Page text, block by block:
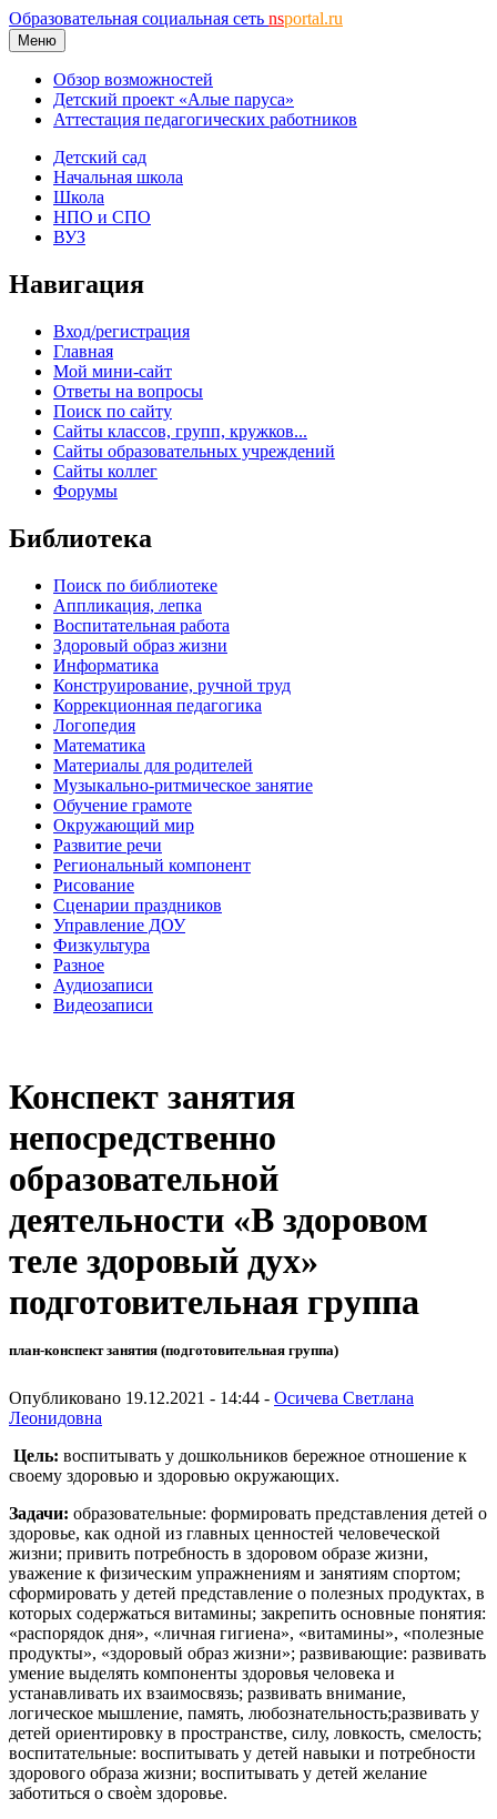
Образовательная социальная сеть nsportal.ru
Меню
Обзор возможностей
Детский проект «Алые паруса»
Аттестация педагогических работников
Детский сад
Начальная школа
Школа
НПО и СПО
ВУЗ
Навигация
Вход/регистрация
Главная
Мой мини-сайт
Ответы на вопросы
Поиск по сайту
Сайты классов, групп, кружков...
Сайты образовательных учреждений
Сайты коллег
Форумы
Библиотека
Поиск по библиотеке
Аппликация, лепка
Воспитательная работа
Здоровый образ жизни
Информатика
Конструирование, ручной труд
Коррекционная педагогика
Логопедия
Математика
Материалы для родителей
Музыкально-ритмическое занятие
Обучение грамоте
Окружающий мир
Развитие речи
Региональный компонент
Рисование
Сценарии праздников
Управление ДОУ
Физкультура
Разное
Аудиозаписи
Видеозаписи
Конспект занятия
непосредственно
образовательной
деятельности «В здоровом
теле здоровый дух»
подготовительная группа
план-конспект занятия (подготовительная группа)
Опубликовано 19.12.2021 - 14:44 - Осичева Светлана
Леонидовна
Цель: воспитывать у дошкольников бережное отношение к
своему здоровью и здоровью окружающих.
Задачи: образовательные: формировать представления детей о
здоровье, как одной из главных ценностей человеческой
жизни; привить потребность в здоровом образе жизни,
уважение к физическим упражнениям и занятиям спортом;
сформировать у детей представление о полезных продуктах, в
которых содержаться витамины; закрепить основные понятия:
«распорядок дня», «личная гигиена», «витамины», «полезные
продукты», «здоровый образ жизни»; развивающие: развивать
умение выделять компоненты здоровья человека и
устанавливать их взаимосвязь; развивать внимание,
логическое мышление, память, любознательность;развивать у
детей ориентировку в пространстве, силу, ловкость, смелость;
воспитательные: воспитывать у детей навыки и потребности
здорового образа жизни; воспитывать у детей желание
заботиться о своѐм здоровье.